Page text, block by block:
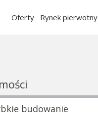
Oferty Rynek pierwotny
budowanie